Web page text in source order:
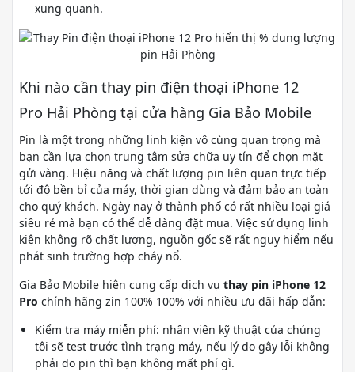
xung quanh.
Khi nào cần thay pin điện thoại iPhone 12
Pro Hải Phòng tại cửa hàng Gia Bảo Mobile
Pin là một trong những linh kiện vô cùng quan trọng mà
bạn cần lựa chọn trung tâm sửa chữa uy tín để chọn mặt
gửi vàng. Hiệu năng và chất lượng pin liên quan trực tiếp
tới độ bền bỉ của máy, thời gian dùng và đảm bảo an toàn
cho quý khách. Ngày nay ở thành phố có rất nhiều loại giá
siêu rẻ mà bạn có thể dễ dàng đặt mua. Việc sử dụng linh
kiện không rõ chất lượng, nguồn gốc sẽ rất nguy hiểm nếu
phát sinh trường hợp cháy nổ.
Gia Bảo Mobile hiện cung cấp dịch vụ thay pin iPhone 12
Pro chính hãng zin 100% 100% với nhiều ưu đãi hấp dẫn:
Kiểm tra máy miễn phí: nhân viên kỹ thuật của chúng
tôi sẽ test trước tình trạng máy, nếu lý do gây lỗi không
phải do pin thì bạn không mất phí gì.